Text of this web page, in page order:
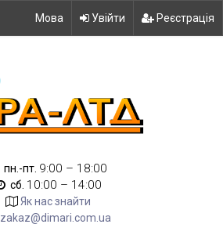
Мова Увійти Реєстрація
пн.-пт. 9:00 – 18:00
сб. 10:00 – 14:00
Як нас знайти
zakaz@dimari.com.ua